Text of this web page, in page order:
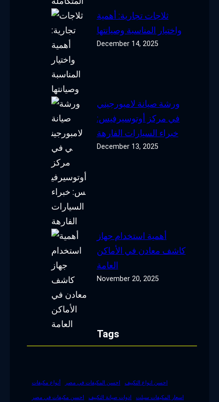
ثلاجات تجارية: أهمية
واختيار المناسبة وصيانتها
December 14, 2025
ورشة صيانة لامبورجيني
في مركز أوتوسيرفيس:
خبراء السيارات الفارهة
December 13, 2025
أهمية استخدام جهاز
كاشف معادن في الأماكن
العامة
November 20, 2025
Tags
أنواع مكيفات احسن المكيفات في مصر احسن انواع التكييف
احسن مكيفات في مصر ادوات صيانة التكييف اسعار المكيفات سبلت